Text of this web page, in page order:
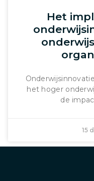
Het
het hoger
de
15